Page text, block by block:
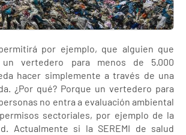
por ejemplo, que alguien que
vertedero para menos de 5.000
hacer simplemente a través de una
¿Por qué? Porque un vertedero para
no entra a evaluación ambiental
sectoriales, por ejemplo de la
Actualmente si la SEREMI de salud